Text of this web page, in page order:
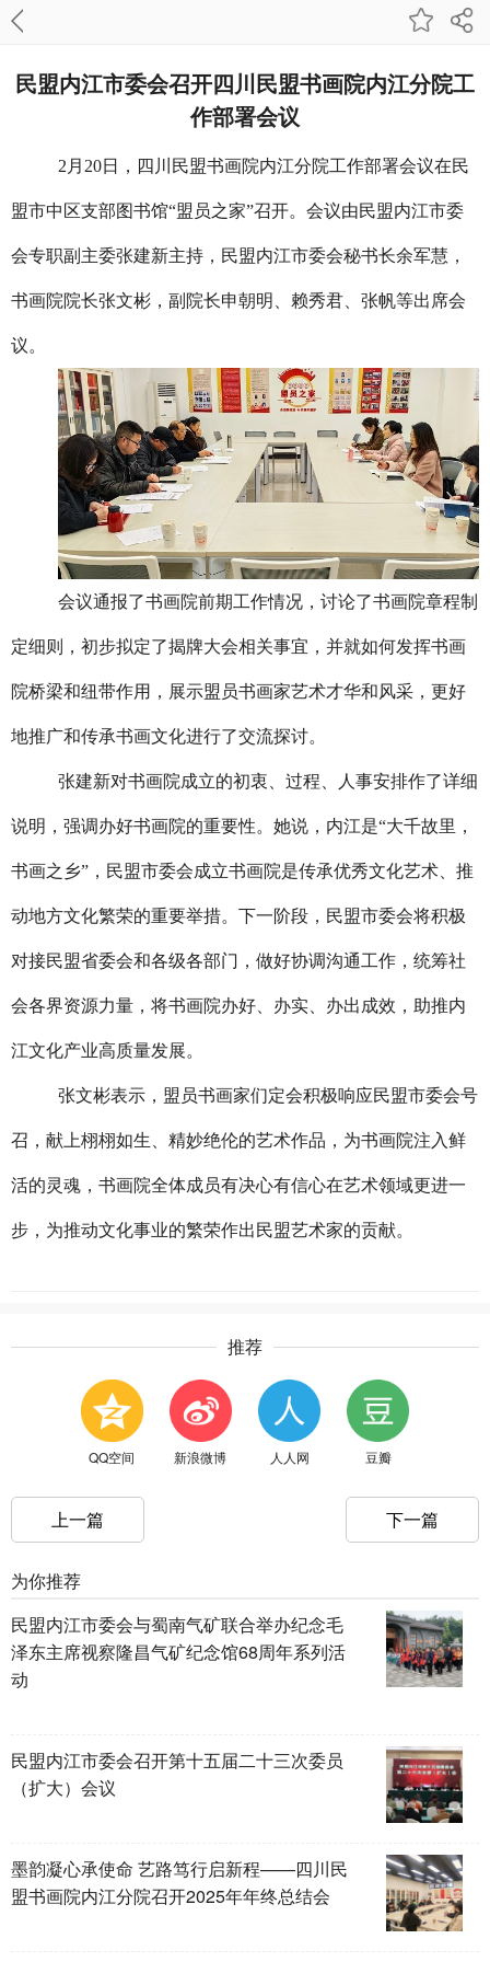
民盟内江市委会召开四川民盟书画院内江分院工
作部署会议
2月20日，四川民盟书画院内江分院工作部署会议在民
盟市中区支部图书馆“盟员之家”召开。会议由民盟内江市委
会专职副主委张建新主持，民盟内江市委会秘书长余军慧，
书画院院长张文彬，副院长申朝明、赖秀君、张帆等出席会
议。
会议通报了书画院前期工作情况，讨论了书画院章程制
定细则，初步拟定了揭牌大会相关事宜，并就如何发挥书画
院桥梁和纽带作用，展示盟员书画家艺术才华和风采，更好
地推广和传承书画文化进行了交流探讨。
张建新对书画院成立的初衷、过程、人事安排作了详细
说明，强调办好书画院的重要性。她说，内江是“大千故里，
书画之乡”，民盟市委会成立书画院是传承优秀文化艺术、推
动地方文化繁荣的重要举措。下一阶段，民盟市委会将积极
对接民盟省委会和各级各部门，做好协调沟通工作，统筹社
会各界资源力量，将书画院办好、办实、办出成效，助推内
江文化产业高质量发展。
张文彬表示，盟员书画家们定会积极响应民盟市委会号
召，献上栩栩如生、精妙绝伦的艺术作品，为书画院注入鲜
活的灵魂，书画院全体成员有决心有信心在艺术领域更进一
步，为推动文化事业的繁荣作出民盟艺术家的贡献。
推荐
QQ空间 新浪微博 人人网 豆瓣
上一篇 下一篇
为你推荐
民盟内江市委会与蜀南气矿联合举办纪念毛
泽东主席视察隆昌气矿纪念馆68周年系列活
动
民盟内江市委会召开第十五届二十三次委员
（扩大）会议
墨韵凝心承使命 艺路笃行启新程——四川民
盟书画院内江分院召开2025年年终总结会